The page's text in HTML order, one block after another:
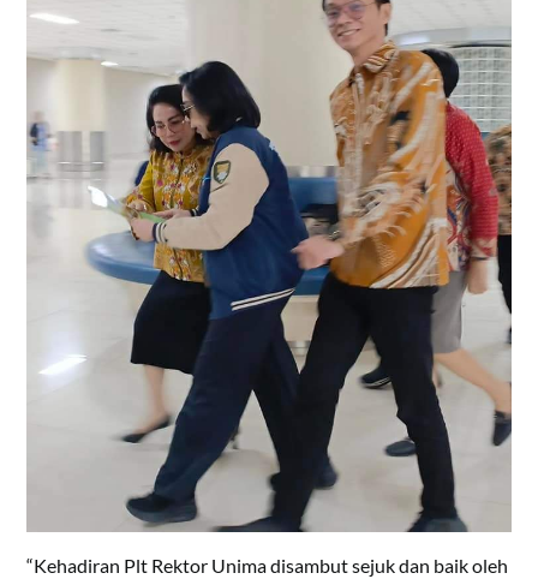
“Kehadiran Plt Rektor Unima disambut sejuk dan baik oleh